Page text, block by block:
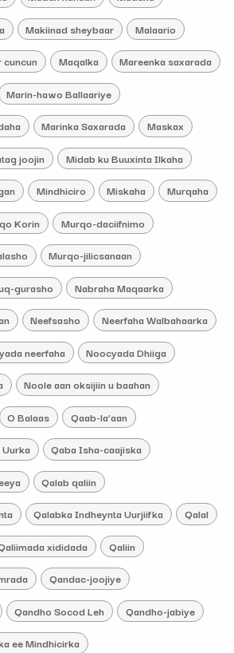
Makiinad sheybaar Malaario
cuncun Maqalka Mareenka saxarada
Marin-hawo Ballaariye
Marinka Saxarada Maskax
joojin Midab ku Buuxinta Ilkaha
Mindhiciro Miskaha Murqaha
Korin Murqo-daciifnimo
Murqo-jilicsanaan
gurasho Nabraha Maqaarka
Neefsasho Neerfaha Walbahaarka
neerfaha Noocyada Dhiiga
Noole aan oksijiin u baahan
O Balaas Qaab-la’aan
Qaba Isha-caajiska
Qalab qaliin
Qalabka Indheynta Uurjiifka Qalal
xididada Qaliin
Qandac-joojiye
Qandho Socod Leh Qandho-jabiye
ee Mindhicirka